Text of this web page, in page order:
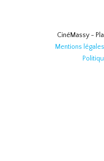
CinéMassy -
Mentions légales